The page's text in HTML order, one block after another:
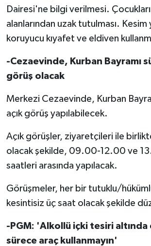
Dairesi'ne bilgi verilmesi.
alanlarından uzak tutulması. Kesim
koruyucu kıyafet ve eldiven
-Cezaevinde, Kurban Bayramı
görüş olacak
Merkezi Cezaevinde, Kurban
açık görüş yapılabilecek.
Açık görüşler, ziyaretçileri ile
olacak şekilde, 09.00-12.00 ve
saatleri arasında yapılacak.
Görüşmeler, her bir tutuklu/
kesintisiz üç saat olacak şekilde
-PGM: 'Alkollü içki tesiri altında
sürece araç kullanmayın'